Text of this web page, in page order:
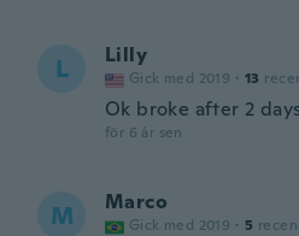
L Lilly
Gick med 2019 · 13
Ok broke after 2
för 6 år sen
M Marco
Gick med 2019 · 5